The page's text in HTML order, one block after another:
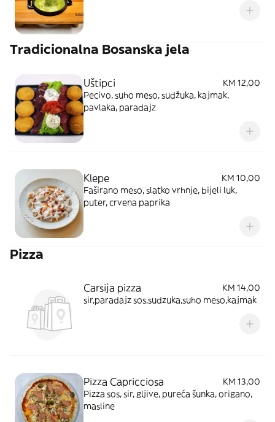
Tradicionalna Bosanska jela
Uštipci
KM 12,00
Pecivo, suho meso, sudžuka, kajmak,
pavlaka, paradajz
Klepe
KM 10,00
Faširano meso, slatko vrhnje, bijeli luk,
puter, crvena paprika
Pizza
Carsija pizza
KM 14,00
sir,paradajz sos,sudzuka,suho meso,kajmak
Pizza Capricciosa
KM 13,00
Pizza sos, sir, gljive, pureća šunka, origano,
masline